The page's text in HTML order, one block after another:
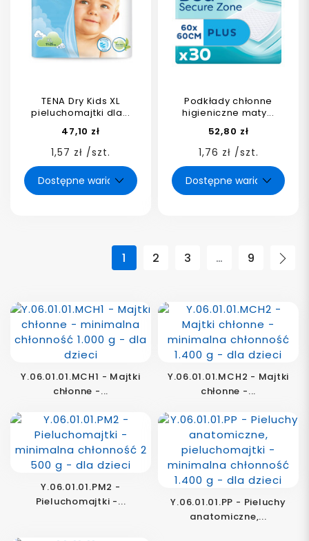
Y.06.01.01.MCH1 - Majtki
chłonne -...
Y.06.01.01.MCH2 - Majtki
chłonne -...
Y.06.01.01.PM2 -
Pieluchomajtki -...
Y.06.01.01.PP - Pieluchy
anatomiczne,...
TENA Dry Kids XL
pieluchomajtki dla...
47,10 zł
1,57 zł /szt.
Podkłady chłonne
higieniczne maty...
52,80 zł
1,76 zł /szt.
1 2 3 … 9